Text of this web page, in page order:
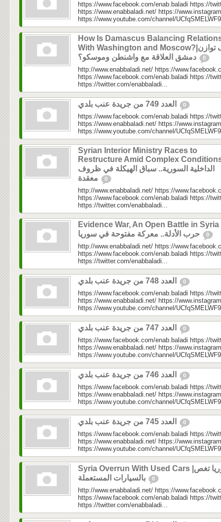
https://www.facebook.com/enab.baladi https://
https://www.enabbaladi.net/ https://
https://www.youtube.com/channel/
How Is Damascus Balancing
With Washington and Moscow?|كيف توازن
0
http://www.enabbaladi.net/ https://
https://www.facebook.com/enab.baladi https://
https://twitter.com/enabbaladi...
0
https://www.facebook.com/enab.baladi https://
https://www.enabbaladi.net/ https://
https://www.youtube.com/channel/
Syrian Interior Ministry Races to
Restructure Amid Complex
الداخلية السورية.. سباق الهيكلة في ظروف
0
http://www.enabbaladi.net/ https://
https://www.facebook.com/enab.baladi https://
https://twitter.com/enabbaladi...
Evidence War, An Open Battle in Syria
0
http://www.enabbaladi.net/ https://
https://www.facebook.com/enab.baladi https://
https://twitter.com/enabbaladi...
0
https://www.facebook.com/enab.baladi https://
https://www.enabbaladi.net/ https://
https://www.youtube.com/channel/
0
https://www.facebook.com/enab.baladi https://
https://www.enabbaladi.net/ https://
https://www.youtube.com/channel/
0
https://www.facebook.com/enab.baladi https://
https://www.enabbaladi.net/ https://
https://www.youtube.com/channel/
0
https://www.facebook.com/enab.baladi https://
https://www.enabbaladi.net/ https://
https://www.youtube.com/channel/
Syria Overrun With Used Cars |سوريا تغص
0
http://www.enabbaladi.net/ https://
https://www.facebook.com/enab.baladi https://
https://twitter.com/enabbaladi...